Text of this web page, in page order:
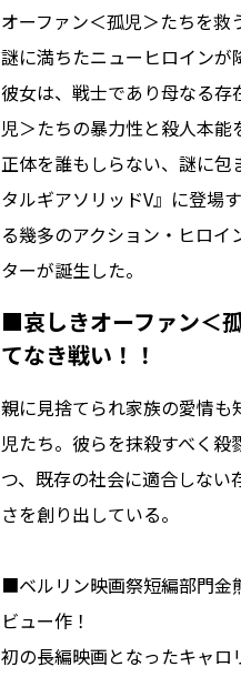
オーファン＜孤児＞たちを救
謎に満ちたニューヒロインが
彼女は、戦士であり母なる
児＞たちの暴力性と殺人本
正体を誰もしらない、謎に包
タルギアソリッドV』に登場
る幾多のアクション・ヒロ
ターが誕生した。
■哀しきオーファン＜
てなき戦い！！
親に見捨てられ家族の愛情
児たち。彼らを抹殺すべく
つ、既存の社会に適合しな
さを創り出している。
■ベルリン映画祭短編部門金
ビュー作！
初の長編映画となったキャ